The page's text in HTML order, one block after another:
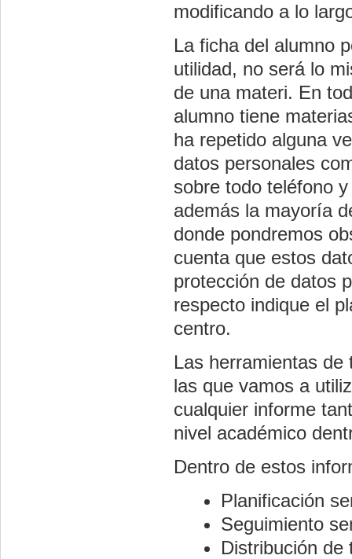
modificando a lo
La ficha del alumno
utilidad, no será lo
de una materi. En
alumno tiene
ha repetido alguna
datos personales
sobre todo teléfono
además la mayoría
donde pondremos
cuenta que estos
protección de datos
respecto indique el
centro.
Las herramientas
las que vamos a
cualquier informe
nivel académico
Dentro de estos
Planificación
Seguimiento
Distribución de